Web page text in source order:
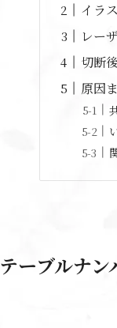
イラ
レー
切断
原因
テーブルナ